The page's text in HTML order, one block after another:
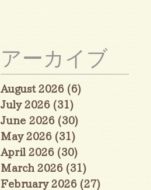
アーカイブ
August 2026 (6)
July 2026 (31)
June 2026 (30)
May 2026 (31)
April 2026 (30)
March 2026 (31)
February 2026 (27)